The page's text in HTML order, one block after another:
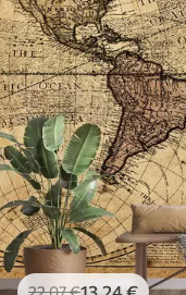
22.07€